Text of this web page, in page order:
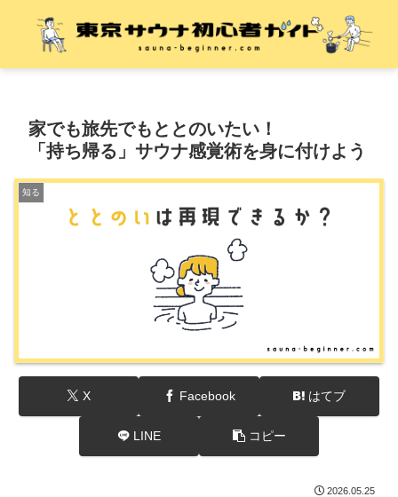
家でも旅先でもととのいたい！
「持ち帰る」サウナ感覚術を身に付けよう
知る
X Facebook はてブ
LINE コピー
2026.05.25